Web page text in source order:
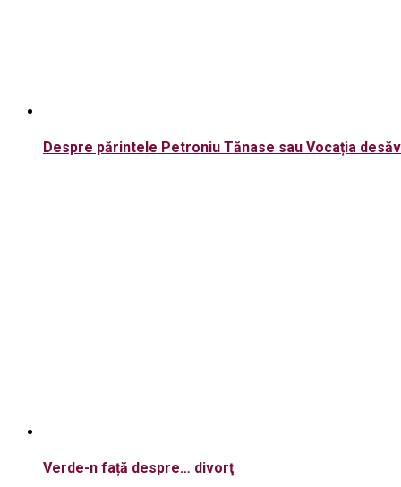
Despre părintele Petroniu Tănase sau Vocația
Verde-n față despre… divorţ